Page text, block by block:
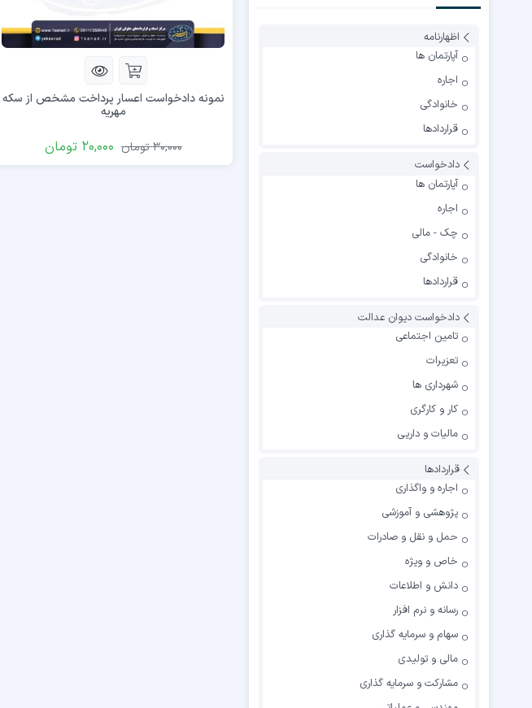
نمونه دادخواست اعسار پرداخت مشخص از سکه
مهریه
30,000تومان 20,000 تومان
اظهارنامه
آپارتمان ها
اجاره
خانوادگی
قراردادها
دادخواست
آپارتمان ها
اجاره
چک - مالی
خانوادگی
قراردادها
دادخواست دیوان عدالت
تامین اجتماعی
تعزیرات
شهرداری ها
کار و کارگری
مالیات و داریی
قراردادها
اجاره و واگذاری
پژوهشی و آموزشی
حمل و نقل و صادرات
خاص و ویژه
دانش و اطلاعات
رسانه و نرم افزار
سهام و سرمایه گذاری
مالی و تولیدی
مشارکت و سرمایه گذاری